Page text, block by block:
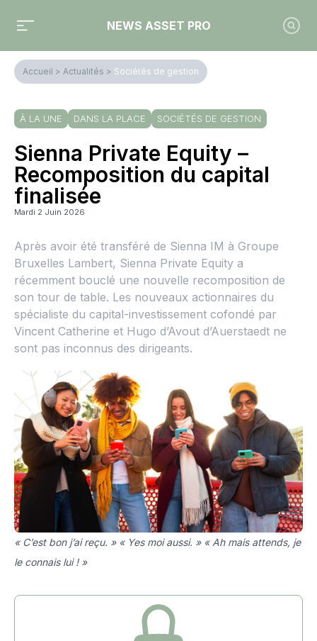
NEWS ASSET PRO
Accueil > Actualités > Sociétés de gestion
À LA UNE DANS LA PLACE SOCIÉTÉS DE GESTION
Sienna Private Equity –
Recomposition du capital
finalisée
Mardi 2 Juin 2026
Après avoir été transféré de Sienna IM à Groupe
Bruxelles Lambert, Sienna Private Equity a
récemment bouclé une nouvelle recomposition de
son tour de table. Les nouveaux actionnaires du
spécialiste du capital-investissement cofondé par
Vincent Catherine et Hugo d’Avout d’Auerstaedt ne
sont pas inconnus des dirigeants.
« C’est bon j’ai reçu. » « Yes moi aussi. » « Ah mais attends, je
le connais lui ! »